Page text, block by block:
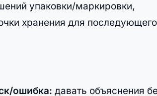
упаковки/маркировки,
хранения для последующего
ошибка: давать объяснения